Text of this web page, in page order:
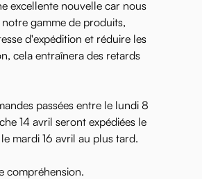
excellente nouvelle car nous
gamme de produits,
d'expédition et réduire les
cela entraînera des retards
passées entre le lundi 8
14 avril seront expédiées le
mardi 16 avril au plus tard.
compréhension.